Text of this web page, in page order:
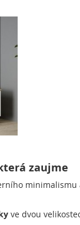
zaujme
minimalismu
ve dvou